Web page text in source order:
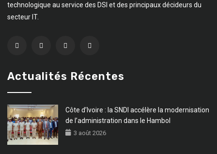
technologique au service des DSI et des principaux décideurs du
secteur IT.
Actualités Récentes
Côte d’Ivoire : la SNDI accélère la modernisation
de l’administration dans le Hambol
3 août 2026